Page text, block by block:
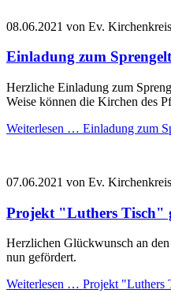
08.06.2021 von Ev.
Einladung zum
Herzliche Einladung zum
Weise können die Kirchen des
Weiterlesen … Einladung zum
07.06.2021 von Ev.
Projekt "Luthers Tisch"
Herzlichen Glückwunsch an
nun gefördert.
Weiterlesen … Projekt "Luthers